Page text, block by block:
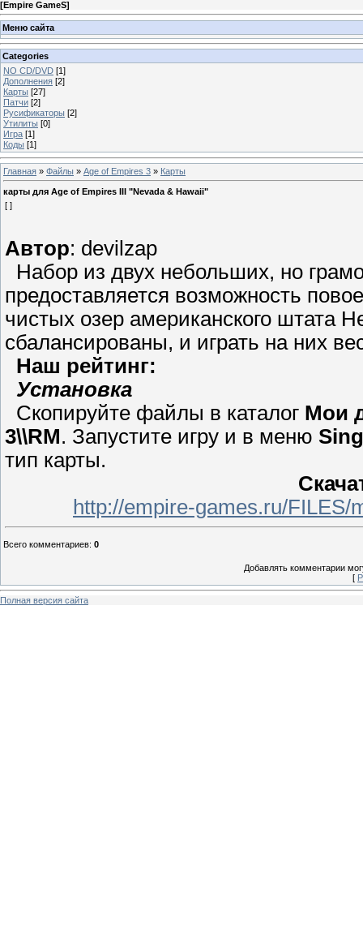
[Empire GameS]
Меню сайта
Categories
NO CD/DVD [1]
Дополнения [2]
Карты [27]
Патчи [2]
Русификаторы [2]
Утилиты [0]
Игра [1]
Коды [1]
Главная » Файлы » Age of Empires 3 » Карты
карты для Age of Empires III "Nevada & Hawaii"
[ ]
Автор: devilzap
Набор из двух небольших, но
предоставляется возможность
чистых озер американского штата
сбалансированы, и играть на них
Наш рейтинг:
Установка
Скопируйте файлы в каталог Мои
3\\RM. Запустите игру и в меню
тип карты.
http://empire-games.ru/FILES/
Всего комментариев: 0
Добавлять комментарии
[
Полная версия сайта